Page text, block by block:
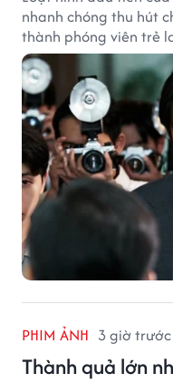
nhanh chóng thu hút
thành phóng viên trẻ
phía sau một vụ ám
PHIM ẢNH 3 giờ trước
Thành quả lớn